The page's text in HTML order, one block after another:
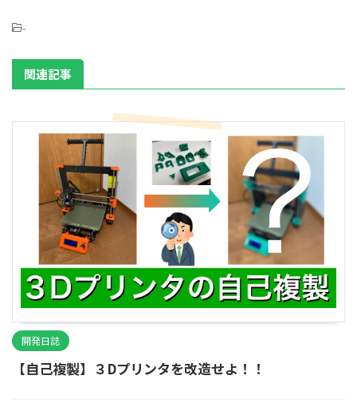
-
関連記事
開発日誌
【自己複製】３Dプリンタを改造せよ！！